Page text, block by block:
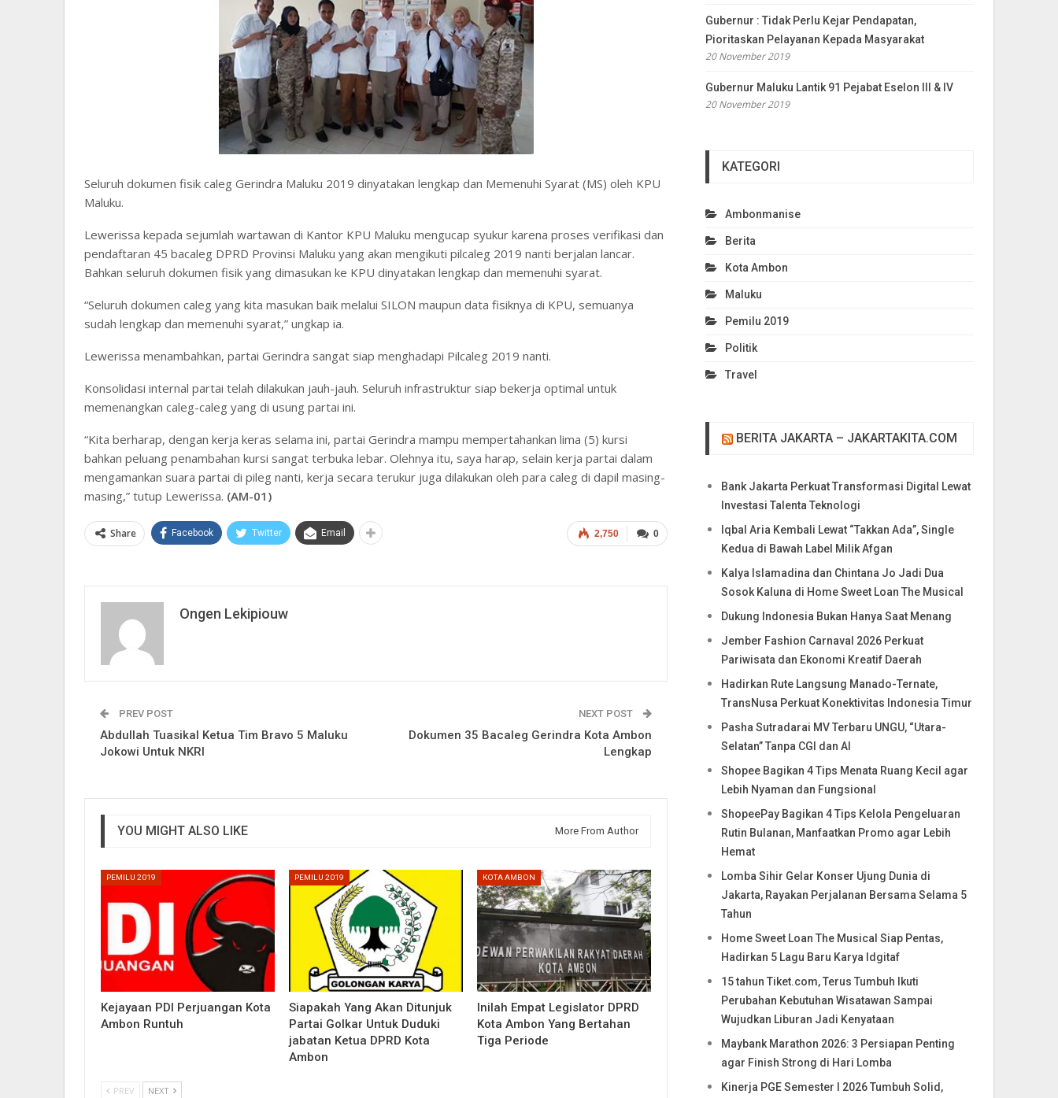
Seluruh dokumen fisik caleg Gerindra Maluku 2019 dinyatakan lengkap dan Memenuhi Syarat (MS) oleh KPU
Maluku.
Lewerissa kepada sejumlah wartawan di Kantor KPU Maluku mengucap syukur karena proses verifikasi dan
pendaftaran 45 bacaleg DPRD Provinsi Maluku yang akan mengikuti pilcaleg 2019 nanti berjalan lancar.
Bahkan seluruh dokumen fisik yang dimasukan ke KPU dinyatakan lengkap dan memenuhi syarat.
“Seluruh dokumen caleg yang kita masukan baik melalui SILON maupun data fisiknya di KPU, semuanya
sudah lengkap dan memenuhi syarat,” ungkap ia.
Lewerissa menambahkan, partai Gerindra sangat siap menghadapi Pilcaleg 2019 nanti.
Konsolidasi internal partai telah dilakukan jauh-jauh. Seluruh infrastruktur siap bekerja optimal untuk
memenangkan caleg-caleg yang di usung partai ini.
“Kita berharap, dengan kerja keras selama ini, partai Gerindra mampu mempertahankan lima (5) kursi
bahkan peluang penambahan kursi sangat terbuka lebar. Olehnya itu, saya harap, selain kerja partai dalam
mengamankan suara partai di pileg nanti, kerja secara terukur juga dilakukan oleh para caleg di dapil masing-
masing,” tutup Lewerissa. (AM-01)
0
2,750
Share Facebook Twitter Email
Ongen Lekipiouw
PREV POST
Abdullah Tuasikal Ketua Tim Bravo 5 Maluku
Jokowi Untuk NKRI
NEXT POST
Dokumen 35 Bacaleg Gerindra Kota Ambon
Lengkap
YOU MIGHT ALSO LIKE More From Author
PEMILU 2019
Kejayaan PDI Perjuangan Kota
Ambon Runtuh
PEMILU 2019
Siapakah Yang Akan Ditunjuk
Partai Golkar Untuk Duduki
jabatan Ketua DPRD Kota
Ambon
KOTA AMBON
Inilah Empat Legislator DPRD
Kota Ambon Yang Bertahan
Tiga Periode
PREV NEXT
Gubernur : Tidak Perlu Kejar Pendapatan,
Pioritaskan Pelayanan Kepada Masyarakat
20 November 2019
Gubernur Maluku Lantik 91 Pejabat Eselon III & IV
20 November 2019
KATEGORI
Ambonmanise
Berita
Kota Ambon
Maluku
Pemilu 2019
Politik
Travel
BERITA JAKARTA – JAKARTAKITA.COM
Bank Jakarta Perkuat Transformasi Digital Lewat
Investasi Talenta Teknologi
Iqbal Aria Kembali Lewat “Takkan Ada”, Single
Kedua di Bawah Label Milik Afgan
Kalya Islamadina dan Chintana Jo Jadi Dua
Sosok Kaluna di Home Sweet Loan The Musical
Dukung Indonesia Bukan Hanya Saat Menang
Jember Fashion Carnaval 2026 Perkuat
Pariwisata dan Ekonomi Kreatif Daerah
Hadirkan Rute Langsung Manado-Ternate,
TransNusa Perkuat Konektivitas Indonesia Timur
Pasha Sutradarai MV Terbaru UNGU, “Utara-
Selatan” Tanpa CGI dan AI
Shopee Bagikan 4 Tips Menata Ruang Kecil agar
Lebih Nyaman dan Fungsional
ShopeePay Bagikan 4 Tips Kelola Pengeluaran
Rutin Bulanan, Manfaatkan Promo agar Lebih
Hemat
Lomba Sihir Gelar Konser Ujung Dunia di
Jakarta, Rayakan Perjalanan Bersama Selama 5
Tahun
Home Sweet Loan The Musical Siap Pentas,
Hadirkan 5 Lagu Baru Karya Idgitaf
15 tahun Tiket.com, Terus Tumbuh Ikuti
Perubahan Kebutuhan Wisatawan Sampai
Wujudkan Liburan Jadi Kenyataan
Maybank Marathon 2026: 3 Persiapan Penting
agar Finish Strong di Hari Lomba
Kinerja PGE Semester I 2026 Tumbuh Solid,